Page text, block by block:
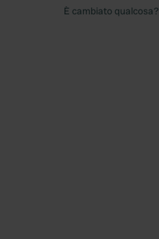
È cambiato qualcosa?